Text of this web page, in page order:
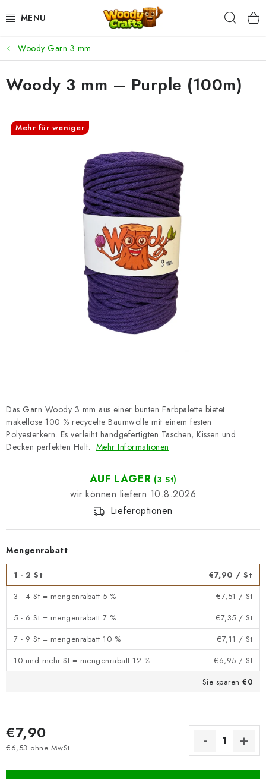
Inhalt
HÄKELN
FLECHTEN
WOODY PREMIUM 5 MM
Nachhaltigkeit
Rücksendungen und Reklamationen
Kontakt
Datenschutzerklärung
Impressum
Woody Garn 3 mm
Das Garn Woody 3 mm aus einer bunten Farbpalette bietet
makellose 100 % recycelte Baumwolle mit einem festen
Polyesterkern. Es verleiht handgefertigten Taschen, Kissen und
Decken perfekten Halt. Mehr Informationen
AUF LAGER (3 St)
10.8.2026
Lieferoptionen
Mengenrabatt
1 - 2 St €7,90 / St
3 - 4 St = mengenrabatt 5 %
€7,51 / St
5 - 6 St = mengenrabatt 7 %
€7,35 / St
7 - 9 St = mengenrabatt 10 %
€7,11 / St
10 und mehr St = mengenrabatt 12 %
€6,95 / St
Sie sparen €0
€7,90
€6,53 ohne MwSt.
Woody 3 mm – Purple (100m)
Mehr für weniger